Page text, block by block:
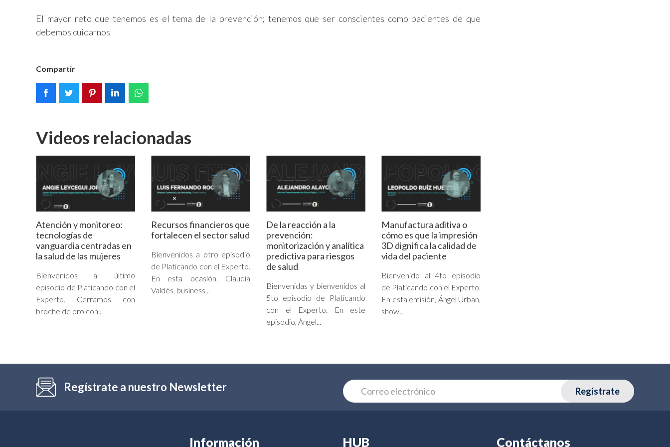
El mayor reto que tenemos es el tema de la prevención; tenemos que ser conscientes como pacientes de que
debemos cuidarnos
Compartir
Videos relacionadas
Atención y monitoreo:
tecnologías de
vanguardia centradas en
la salud de las mujeres
Bienvenidos al último
episodio de Platicando con el
Experto. Cerramos con
broche de oro con...
Recursos financieros que
fortalecen el sector salud
Bienvenidos a otro episodio
de Platicando con el Experto.
En esta ocasión, Claudia
Valdés, business...
De la reacción a la
prevención:
monitorización y analítica
predictiva para riesgos
de salud
Bienvenidas y bienvenidos al
5to episodio de Platicando
con el Experto. En este
episodio, Ángel...
Manufactura aditiva o
cómo es que la impresión
3D dignifica la calidad de
vida del paciente
Bienvenido al 4to episodio
de Platicando con el Experto.
En esta emisión, Ángel Urban,
show...
Regístrate a nuestro Newsletter Regístrate
Información HUB Contáctanos